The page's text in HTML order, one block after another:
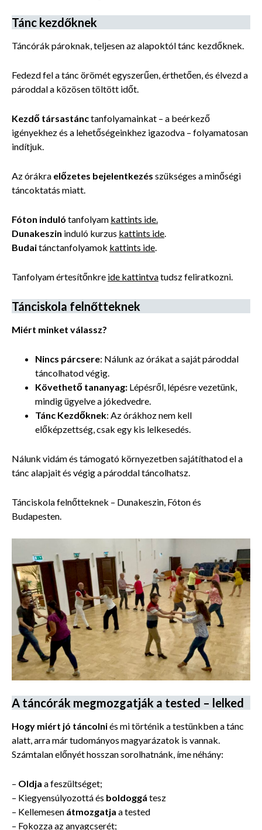
Tánc kezdőknek
Táncórák pároknak, teljesen az alapoktól tánc kezdőknek.
Fedezd fel a tánc örömét egyszerűen, érthetően, és élvezd a
pároddal a közösen töltött időt.
Kezdő társastánctanfolyamainkat – a beérkező
igényekhez és a lehetőségeinkhez igazodva – folyamatosan
indítjuk.
Az órákra előzetes bejelentkezés szükséges a minőségi
táncoktatás miatt.
Fóton induló tanfolyam kattints ide.
Dunakeszin induló kurzus kattints ide.
Budaitánctanfolyamok kattints ide.
Tanfolyam értesítőnkre ide kattintvatudsz feliratkozni.
Tánciskola felnőtteknek
Miért minket válassz?
Nincs párcsere: Nálunk az órákat a saját pároddal
táncolhatod végig.
Követhető tananyag: Lépésről, lépésre vezetünk,
mindig ügyelve a jókedvedre.
Tánc Kezdőknek: Az órákhoz nem kell
előképzettség, csak egy kis lelkesedés.
Nálunk vidám és támogató környezetben sajátíthatod el a
tánc alapjait és végig a pároddal táncolhatsz.
Tánciskola felnőtteknek – Dunakeszin, Fóton és
Budapesten.
A táncórák megmozgatják a tested – lelked
Hogy miért jó táncolniés mi történik a testünkben a tánc
alatt, arra már tudományos magyarázatok is vannak.
Számtalan előnyét hosszan sorolhatnánk, íme néhány:
– Oldja a feszültséget;
– Kiegyensúlyozottá és boldoggá tesz
– Kellemesen átmozgatja a tested
– Fokozza az anyagcserét;